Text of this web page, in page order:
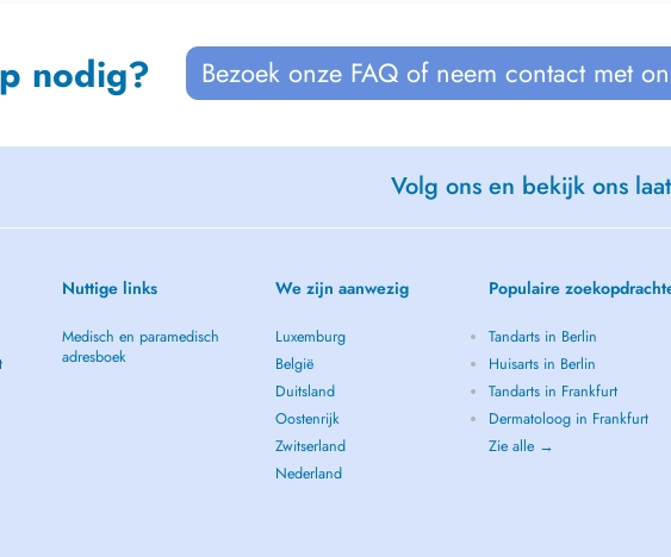
nodig? Bezoek onze FAQ of neem contact met
Volg ons en bekijk ons
Nuttige links
Medisch en paramedisch
adresboek
We zijn aanwezig
Luxemburg
België
Duitsland
Oostenrijk
Zwitserland
Nederland
Populaire
Tandarts in Berlin
Huisarts in Berlin
Tandarts in Frankfurt
Dermatoloog in Frankfurt
Zie alle →